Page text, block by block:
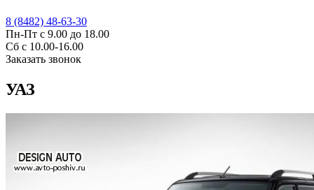
8 (8482) 48-63-30
Пн-Пт с 9.00 до 18.00
Сб с 10.00-16.00
Заказать звонок
УАЗ